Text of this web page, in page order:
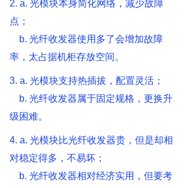
2. a. 光模块本身简化网络，减少故障
点；
b. 光纤收发器使用多了会增加故障
率，太占据机柜存放空间。
3. a. 光模块支持热插拔，配置灵活；
b. 光纤收发器属于固定规格，更换升
级困难。
4. a. 光模块比光纤收发器贵，但是却相
对稳定得多，不易坏；
b. 光纤收发器相对经济实用，但要考